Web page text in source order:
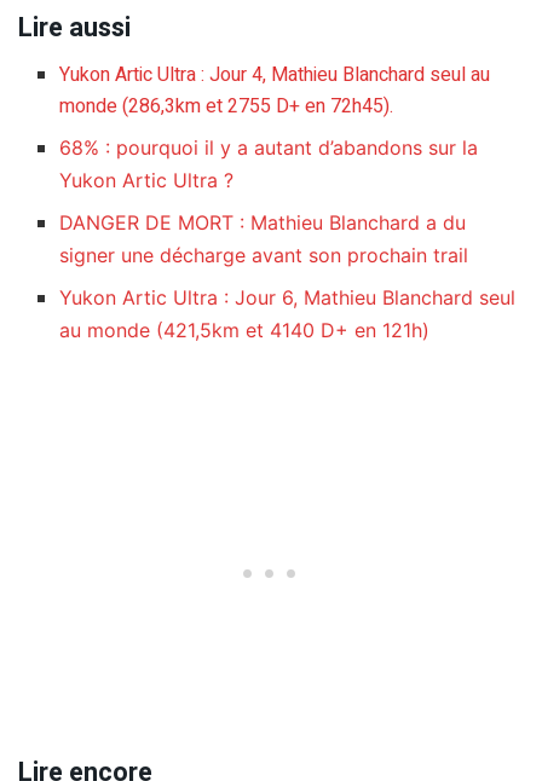
Lire aussi
Yukon Artic Ultra : Jour 4, Mathieu Blanchard seul au
monde (286,3km et 2755 D+ en 72h45).
68% : pourquoi il y a autant d’abandons sur la
Yukon Artic Ultra ?
DANGER DE MORT : Mathieu Blanchard a du
signer une décharge avant son prochain trail
Yukon Artic Ultra : Jour 6, Mathieu Blanchard seul
au monde (421,5km et 4140 D+ en 121h)
Lire encore